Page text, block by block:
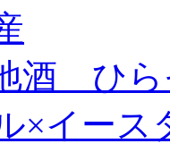
酒 ひら
×イース